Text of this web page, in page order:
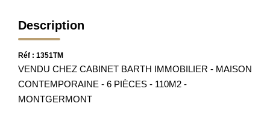
Description
Réf : 1351TM
VENDU CHEZ CABINET BARTH IMMOBILIER - MAISON
CONTEMPORAINE - 6 PIÈCES - 110M2 -
MONTGERMONT